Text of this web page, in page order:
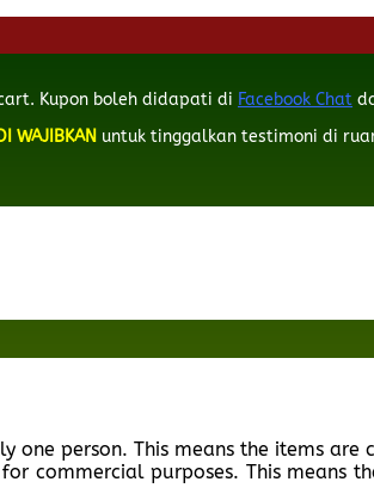
Kupon boleh didapati di Facebook Chat
DI WAJIBKAN untuk tinggalkan testimoni di
person. This means the items are
commercial purposes. This means